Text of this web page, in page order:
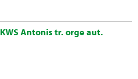
KWS Antonis tr. orge aut.